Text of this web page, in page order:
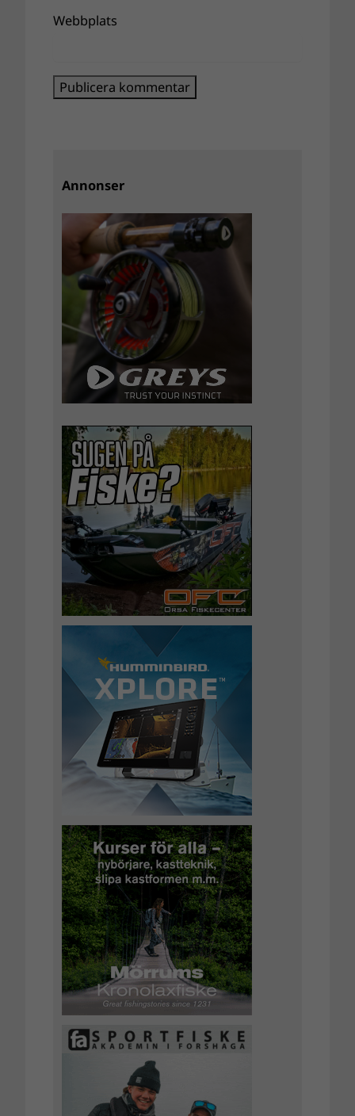
Webbplats
Annonser